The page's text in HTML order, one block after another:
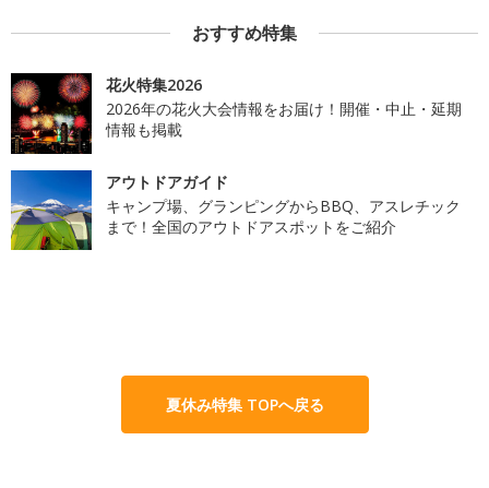
おすすめ特集
花火特集2026
2026年の花火大会情報をお届け！開催・中止・延期
情報も掲載
アウトドアガイド
キャンプ場、グランピングからBBQ、アスレチック
まで！全国のアウトドアスポットをご紹介
夏休み特集 TOPへ戻る